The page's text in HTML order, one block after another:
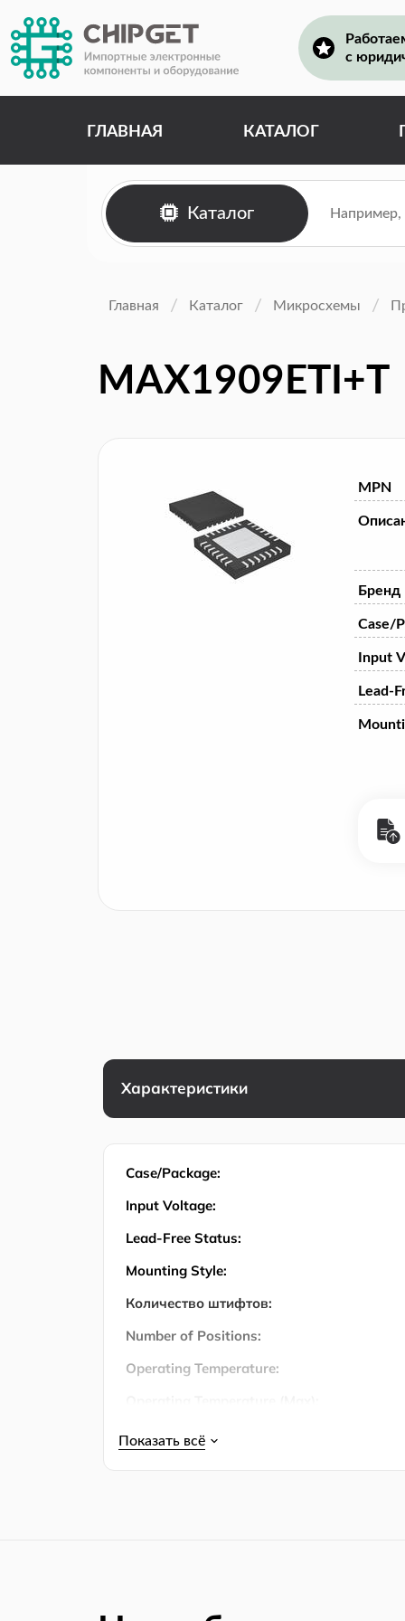
с
ГЛАВНАЯ КАТАЛОГ
Каталог
Главная Каталог Микросхемы
MAX1909ETI+T
MPN
Бренд
Case/
Input
Lead-
Характеристики
Case/Package:
Input Voltage:
Lead-Free Status:
Mounting Style:
Количество штифтов:
Number of Positions:
Operating Temperature:
Operating Temperature (Min):